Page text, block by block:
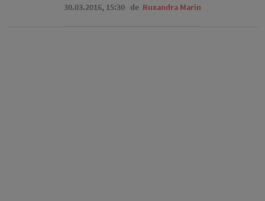
30.03.2016, 15:30 de Ruxandra Marin